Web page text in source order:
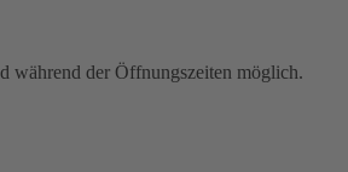
während der Öffnungszeiten möglich.